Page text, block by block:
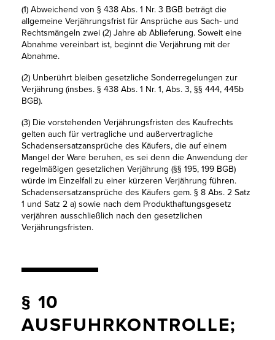
(1) Abweichend von § 438 Abs. 1 Nr. 3 BGB beträgt die
allgemeine Verjährungsfrist für Ansprüche aus Sach- und
Rechtsmängeln zwei (2) Jahre ab Ablieferung. Soweit eine
Abnahme vereinbart ist, beginnt die Verjährung mit der
Abnahme.
(2) Unberührt bleiben gesetzliche Sonderregelungen zur
Verjährung (insbes. § 438 Abs. 1 Nr. 1, Abs. 3, §§ 444, 445b
BGB).
(3) Die vorstehenden Verjährungsfristen des Kaufrechts
gelten auch für vertragliche und außervertragliche
Schadensersatzansprüche des Käufers, die auf einem
Mangel der Ware beruhen, es sei denn die Anwendung der
regelmäßigen gesetzlichen Verjährung (§§ 195, 199 BGB)
würde im Einzelfall zu einer kürzeren Verjährung führen.
Schadensersatzansprüche des Käufers gem. § 8 Abs. 2 Satz
1 und Satz 2 a) sowie nach dem Produkthaftungsgesetz
verjähren ausschließlich nach den gesetzlichen
Verjährungsfristen.
§ 10
AUSFUHRKONTROLLE;